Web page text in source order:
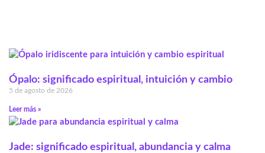
Ópalo: significado espiritual, intuición y cambio
5 de agosto de 2026
Leer más »
Jade: significado espiritual, abundancia y calma